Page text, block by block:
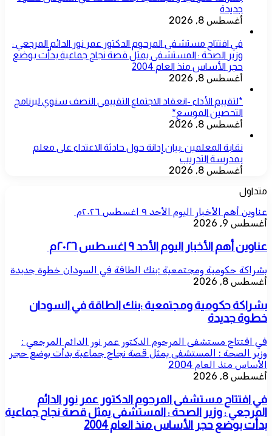
جديدة
أغسطس 8, 2026
في افتتاح مستشفى المرحوم الدكتور عمر نور الدائم المرجعي :
وزير الصحة : المستشفى يمثل قصة نجاح جماعية بدأت بوضع
حجر الأساس منذ العام 2004
أغسطس 8, 2026
*لتقييم الأداء -انعقاد الاجتماع التقييمي النصف سنوي لبرنامج
التحصين الموسع*
أغسطس 8, 2026
نقابة المعلمين :بيان إدانة حول حادثة الاعتداء على معلم
بمدرسة التدريب
أغسطس 8, 2026
متداول
عناوين أهم الأخبار اليوم الأحد ٩ اغسطس ٢٠٢٦م ​
أغسطس 9, 2026
عناوين أهم الأخبار اليوم الأحد ٩ اغسطس ٢٠٢٦م ​
بشراكة حكومية ومجتمعية :بنك الطاقة في السودان خطوة جديدة
أغسطس 8, 2026
بشراكة حكومية ومجتمعية :بنك الطاقة في السودان
خطوة جديدة
في افتتاح مستشفى المرحوم الدكتور عمر نور الدائم المرجعي :
وزير الصحة : المستشفى يمثل قصة نجاح جماعية بدأت بوضع حجر
الأساس منذ العام 2004
أغسطس 8, 2026
في افتتاح مستشفى المرحوم الدكتور عمر نور الدائم
المرجعي : وزير الصحة : المستشفى يمثل قصة نجاح جماعية
بدأت بوضع حجر الأساس منذ العام 2004